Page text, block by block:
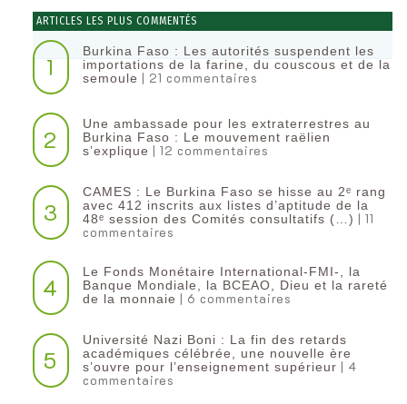
ARTICLES LES PLUS COMMENTÉS
1
Burkina Faso : Les autorités suspendent les
importations de la farine, du couscous et de la
semoule | 21 commentaires
2
Une ambassade pour les extraterrestres au
Burkina Faso : Le mouvement raëlien
s’explique | 12 commentaires
3
CAMES : Le Burkina Faso se hisse au 2ᵉ rang
avec 412 inscrits aux listes d’aptitude de la
48ᵉ session des Comités consultatifs (…) | 11
commentaires
4
Le Fonds Monétaire International-FMI-, la
Banque Mondiale, la BCEAO, Dieu et la rareté
de la monnaie | 6 commentaires
5
Université Nazi Boni : La fin des retards
académiques célébrée, une nouvelle ère
s’ouvre pour l’enseignement supérieur | 4
commentaires